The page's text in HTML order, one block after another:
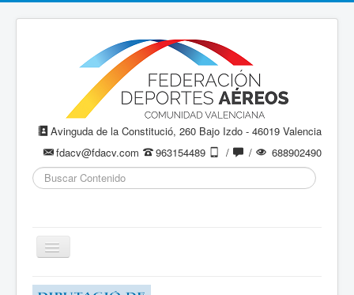
Avinguda de la Constitució, 260 Bajo Izdo - 46019 Valencia
fdacv@fdacv.com
963154489 / /
688902490
Buscar...
Cambiar
navegación
Aeromodelismo / Aeromodelisme